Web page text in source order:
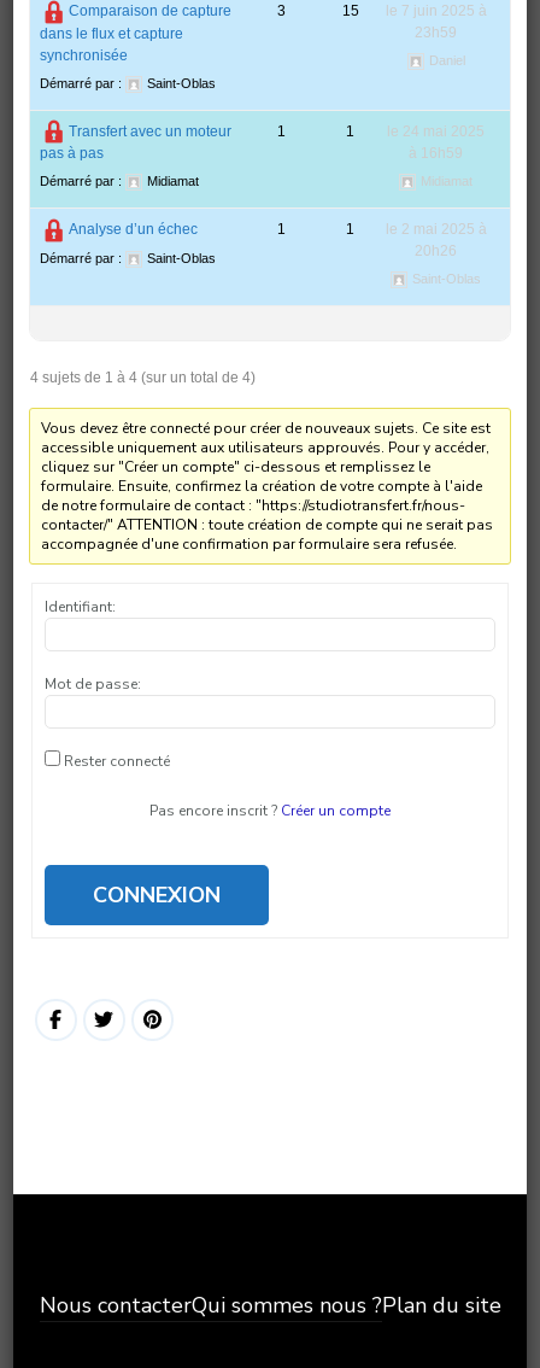
Comparaison de capture
dans le flux et capture
synchronisée
Démarré par : Saint-Oblas
3 15
le 7 juin 2025 à
23h59
Daniel
Transfert avec un moteur
pas à pas
Démarré par : Midiamat
1 1
le 24 mai 2025
à 16h59
Midiamat
Analyse d’un échec
Démarré par : Saint-Oblas
1 1
le 2 mai 2025 à
20h26
Saint-Oblas
4 sujets de 1 à 4 (sur un total de 4)
Vous devez être connecté pour créer de nouveaux sujets. Ce site est
accessible uniquement aux utilisateurs approuvés. Pour y accéder,
cliquez sur "Créer un compte" ci-dessous et remplissez le
formulaire. Ensuite, confirmez la création de votre compte à l'aide
de notre formulaire de contact : "https://studiotransfert.fr/nous-
contacter/" ATTENTION : toute création de compte qui ne serait pas
accompagnée d'une confirmation par formulaire sera refusée.
Identifiant:
Mot de passe:
Rester connecté
Pas encore inscrit ? Créer un compte
CONNEXION
Nous contacterQui sommes nous ?Plan du site